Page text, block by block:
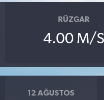
RÜZGAR
4.00 M/S
12 AĞUSTOS